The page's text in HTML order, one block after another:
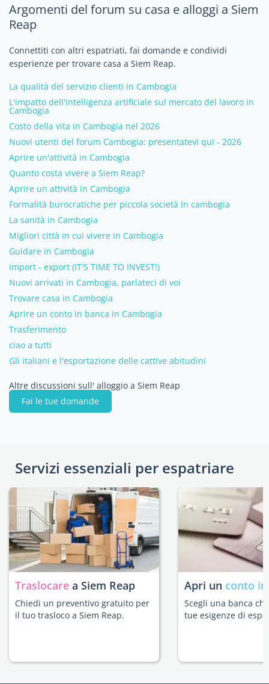
Argomenti del forum su casa e alloggi a Siem
Reap
Connettiti con altri espatriati, fai domande e condividi
esperienze per trovare casa a Siem Reap.
La qualità del servizio clienti in Cambogia
L'impatto dell'intelligenza artificiale sul mercato del lavoro in
Cambogia
Costo della vita in Cambogia nel 2026
Nuovi utenti del forum Cambogia: presentatevi qui - 2026
Aprire un'attività in Cambogia
Quanto costa vivere a Siem Reap?
Aprire un attività in Cambogia
Formalità burocratiche per piccola società in cambogia
La sanità in Cambogia
Migliori città in cui vivere in Cambogia
Guidare in Cambogia
import - export (IT'S TIME TO INVEST!)
Nuovi arrivati in Cambogia, parlateci di voi
Trovare casa in Cambogia
Aprire un conto in banca in Cambogia
Trasferimento
ciao a tutti
Gli italiani e l'esportazione delle cattive abitudini
Altre discussioni sull' alloggio a Siem Reap
Fai le tue domande
Servizi essenziali per espatriare
Traslocare a Siem Reap
Chiedi un preventivo gratuito per
il tuo trasloco a Siem Reap.
Apri un conto
Scegli una banca
tue esigenze di